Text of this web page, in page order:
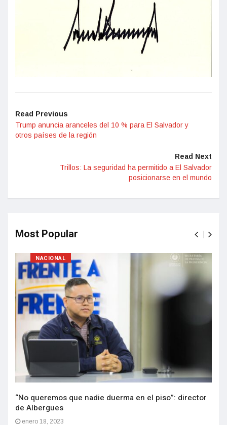
Read Previous
Trump anuncia aranceles del 10 % para El Salvador y
otros países de la región
Read Next
Trillos: La seguridad ha permitido a El Salvador
posicionarse en el mundo
Most Popular
NACIONAL
“No queremos que nadie duerma en el piso”: director
de Albergues
enero 18, 2023